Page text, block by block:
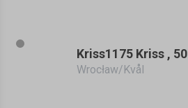
Kriss1175 Kriss , 50 l
Wrocław/Kvål